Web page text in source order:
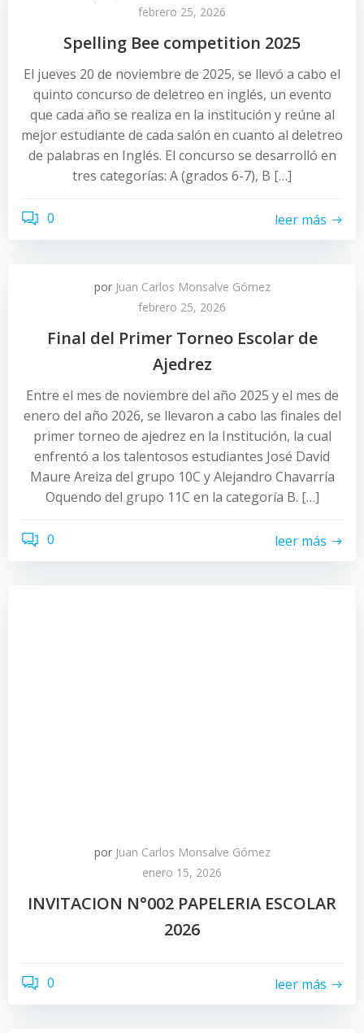
febrero 25, 2026
Spelling Bee competition 2025
El jueves 20 de noviembre de 2025, se llevó a cabo el
quinto concurso de deletreo en inglés, un evento
que cada año se realiza en la institución y reúne al
mejor estudiante de cada salón en cuanto al deletreo
de palabras en Inglés. El concurso se desarrolló en
tres categorías: A (grados 6-7), B […]
0 leer más
por Juan Carlos Monsalve Gómez
febrero 25, 2026
Final del Primer Torneo Escolar de
Ajedrez
Entre el mes de noviembre del año 2025 y el mes de
enero del año 2026, se llevaron a cabo las finales del
primer torneo de ajedrez en la Institución, la cual
enfrentó a los talentosos estudiantes José David
Maure Areiza del grupo 10C y Alejandro Chavarría
Oquendo del grupo 11C en la categoría B. […]
0 leer más
por Juan Carlos Monsalve Gómez
enero 15, 2026
INVITACION N°002 PAPELERIA ESCOLAR
2026
0 leer más